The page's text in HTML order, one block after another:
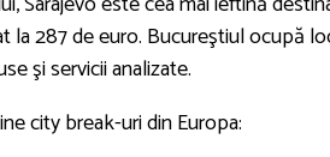
287 de euro. Bucureştiul ocupă
şi servicii analizate.
city break-uri din Europa: